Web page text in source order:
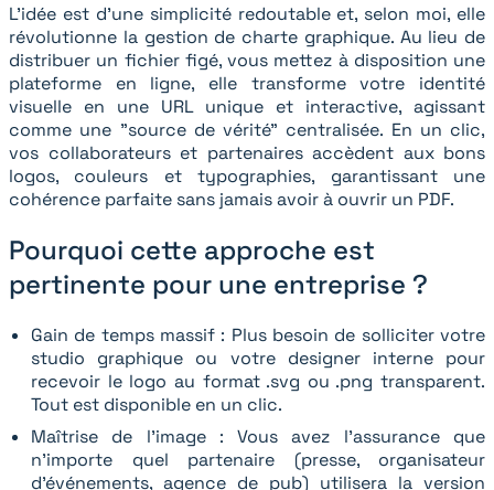
L'idée est d'une simplicité redoutable et, selon moi, elle
révolutionne la gestion de charte graphique. Au lieu de
distribuer un fichier figé, vous mettez à disposition une
plateforme en ligne, elle transforme votre identité
visuelle en une URL unique et interactive, agissant
comme une "source de vérité" centralisée. En un clic,
vos collaborateurs et partenaires accèdent aux bons
logos, couleurs et typographies, garantissant une
cohérence parfaite sans jamais avoir à ouvrir un PDF.
Pourquoi cette approche est
pertinente pour une entreprise ?
Gain de temps massif : Plus besoin de solliciter votre
studio graphique ou votre designer interne pour
recevoir le logo au format .svg ou .png transparent.
Tout est disponible en un clic.
Maîtrise de l’image : Vous avez l’assurance que
n’importe quel partenaire (presse, organisateur
d’événements, agence de pub) utilisera la version